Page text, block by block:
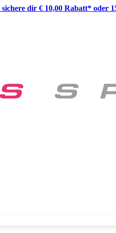
sichere dir € 10,00 Rabatt* oder